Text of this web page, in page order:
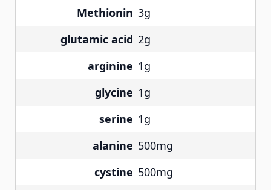
Methionin 3g
glutamic acid 2g
arginine 1g
glycine 1g
serine 1g
alanine 500mg
cystine 500mg